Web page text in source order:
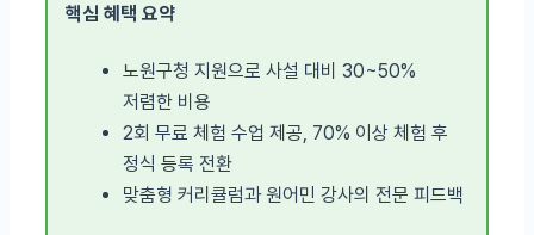
핵심 혜택 요약
노원구청 지원으로 사설 대비 30~50%
저렴한 비용
2회 무료 체험 수업 제공, 70% 이상 체험 후
정식 등록 전환
맞춤형 커리큘럼과 원어민 강사의 전문 피드백